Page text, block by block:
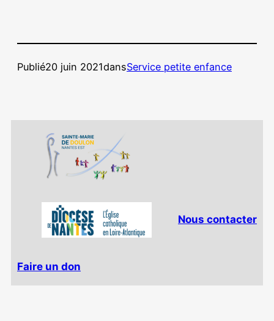
Publié20 juin 2021dansService petite enfance
Nous contacter
Faire un don